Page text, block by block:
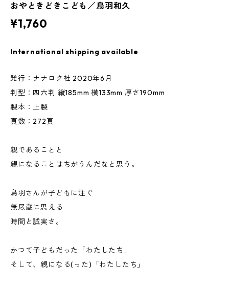
おやときどきこども／鳥羽和久
¥1,760
International shipping available
発行：ナナロク社 2020年6月
判型：四六判 縦185mm 横133mm 厚さ190mm
製本：上製
頁数：272頁
親であることと
親になることはちがうんだなと思う。
鳥羽さんが子どもに注ぐ
無尽蔵に思える
時間と誠実さ。
かつて子どもだった「わたしたち」
そして、親になる(った)「わたしたち」